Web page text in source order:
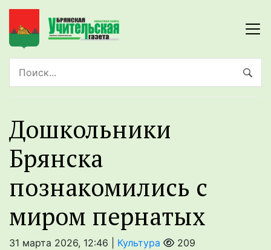
Дошкольники
Брянска
познакомились с
миром пернатых
31 марта 2026, 12:46 | Культура 209